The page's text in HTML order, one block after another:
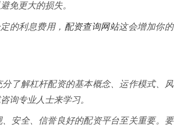
免更大的损失。
的利息费用， 配资查询网站这会增加你的
了解杠杆配资的基本概念、运作模式、风
询专业人士来学习。
安全、信誉良好的配资平台至关重要。要